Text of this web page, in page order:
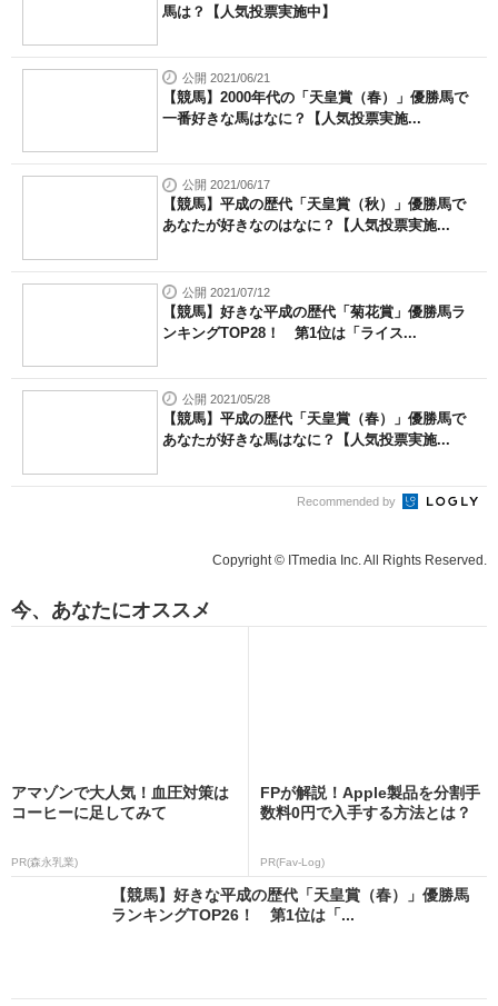
馬は？【人気投票実施中】
公開 2021/06/21
【競馬】2000年代の「天皇賞（春）」優勝馬で
一番好きな馬はなに？【人気投票実施...
公開 2021/06/17
【競馬】平成の歴代「天皇賞（秋）」優勝馬で
あなたが好きなのはなに？【人気投票実施...
公開 2021/07/12
【競馬】好きな平成の歴代「菊花賞」優勝馬ラ
ンキングTOP28！ 第1位は「ライス...
公開 2021/05/28
【競馬】平成の歴代「天皇賞（春）」優勝馬で
あなたが好きな馬はなに？【人気投票実施...
Recommended by
Copyright © ITmedia Inc. All Rights Reserved.
今、あなたにオススメ
アマゾンで大人気！血圧対策は
コーヒーに足してみて
PR(森永乳業)
FPが解説！Apple製品を分割手
数料0円で入手する方法とは？
PR(Fav-Log)
【競馬】好きな平成の歴代「天皇賞（春）」優勝馬
ランキングTOP26！ 第1位は「...